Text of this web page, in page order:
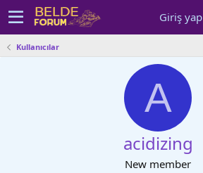
Giriş yap
Kullanıcılar
A
acidizing
New member